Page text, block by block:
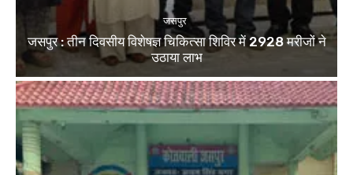
जसपुर
जसपुर : तीन दिवसीय विशेषज्ञ चिकित्सा शिविर में 2928 मरीजों ने
उठाया लाभ